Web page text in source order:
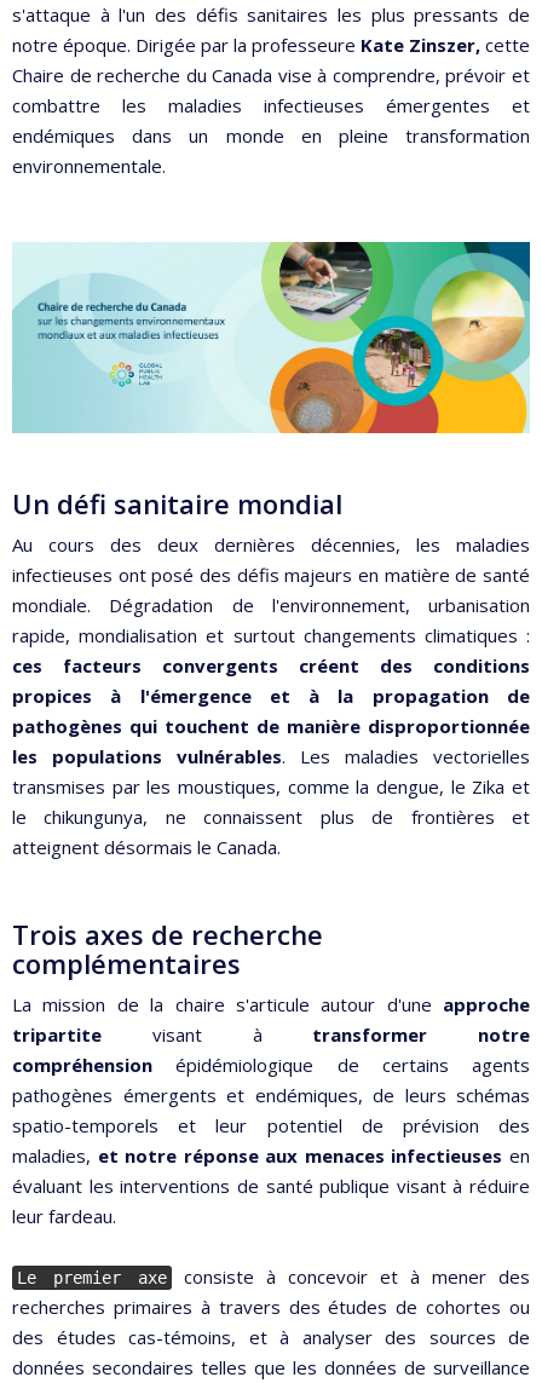
s'attaque à l'un des défis sanitaires les plus pressants de
notre époque. Dirigée par la professeure Kate Zinszer, cette
Chaire de recherche du Canada vise à comprendre, prévoir et
combattre les maladies infectieuses émergentes et
endémiques dans un monde en pleine transformation
environnementale.
Un défi sanitaire mondial
Au cours des deux dernières décennies, les maladies
infectieuses ont posé des défis majeurs en matière de santé
mondiale. Dégradation de l'environnement, urbanisation
rapide, mondialisation et surtout changements climatiques :
ces facteurs convergents créent des conditions
propices à l'émergence et à la propagation de
pathogènes qui touchent de manière disproportionnée
les populations vulnérables. Les maladies vectorielles
transmises par les moustiques, comme la dengue, le Zika et
le chikungunya, ne connaissent plus de frontières et
atteignent désormais le Canada.
Trois axes de recherche
complémentaires
La mission de la chaire s'articule autour d'une approche
tripartite visant à transformer notre
compréhension épidémiologique de certains agents
pathogènes émergents et endémiques, de leurs schémas
spatio-temporels et leur potentiel de prévision des
maladies, et notre réponse aux menaces infectieuses en
évaluant les interventions de santé publique visant à réduire
leur fardeau.
Le premier axe
consiste à concevoir et à mener des
recherches primaires à travers des études de cohortes ou
des études cas-témoins, et à analyser des sources de
données secondaires telles que les données de surveillance